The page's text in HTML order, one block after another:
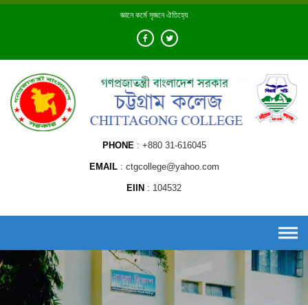
Skip
জ্ঞানে কর্মে সৃজনে ঐতিহ্যে
PHONE +880 31-616045
EMAIL ctgcollege@yahoo.com
EIIN 104532